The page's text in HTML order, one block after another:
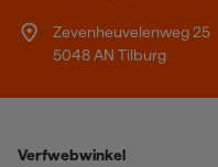
Zevenheuvelenweg 25
5048 AN Tilburg
Verfwebwinkel